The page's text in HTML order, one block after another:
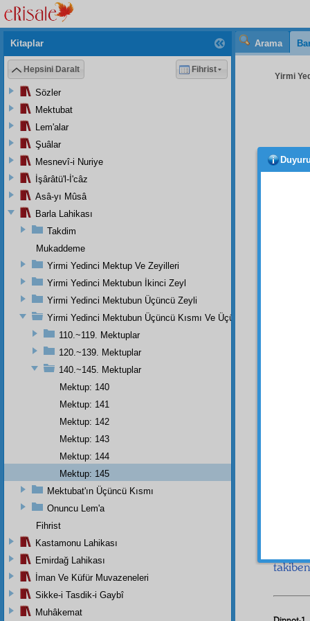
Arama
Yirmi
intişar
parça
Şu
yine
yere
ki,
ve
takiben
Kitaplar
Hepsini Daralt Fihrist
Sözler
Mektubat
Lem'alar
Şuâlar
Mesnevî-i Nuriye
İşârâtü'l-İ'câz
Asâ-yı Mûsâ
Barla Lahikası
Takdim
Mukaddeme
Yirmi Yedinci Mektup Ve Zeyilleri
Yirmi Yedinci Mektubun İkinci Zeyl
Yirmi Yedinci Mektubun Üçüncü Zeyli
Yirmi Yedinci Mektubun Üçüncü Kısmı Ve Üçüncü Zeylin
110.~119. Mektuplar
120.~139. Mektuplar
140.~145. Mektuplar
Mektup: 140
Mektup: 141
Mektup: 142
Mektup: 143
Mektup: 144
Mektup: 145
Mektubat'ın Üçüncü Kısmı
Onuncu Lem'a
Fihrist
Kastamonu Lahikası
Emirdağ Lahikası
İman Ve Küfür Muvazeneleri
Sikke-i Tasdik-i Gaybî
Muhâkemat
Duyuru